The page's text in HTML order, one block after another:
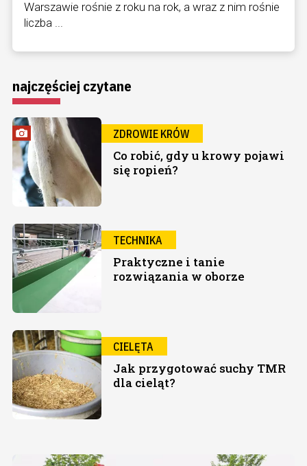
Warszawie rośnie z roku na rok, a wraz z nim rośnie
liczba ...
najczęściej czytane
ZDROWIE KRÓW
Co robić, gdy u krowy pojawi
się ropień?
TECHNIKA
Praktyczne i tanie
rozwiązania w oborze
CIELĘTA
Jak przygotować suchy TMR
dla cieląt?